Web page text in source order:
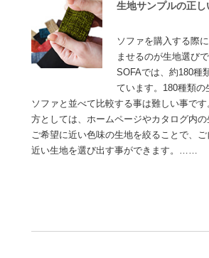
生地サンプルの正し
ソファを購入する際
ませるのが生地選び
SOFAでは、約180種
ています。180種類の
ソファと並べて比較する事は難しい事で
方としては、ホームページやカタログ内の
ご希望に近い色味の生地を絞ることで、
近い生地を選び出す事ができます。……